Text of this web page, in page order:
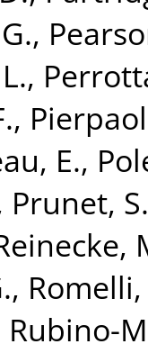
,
,
,
E.,
Prunet, S.
, Romelli,
Rubino-